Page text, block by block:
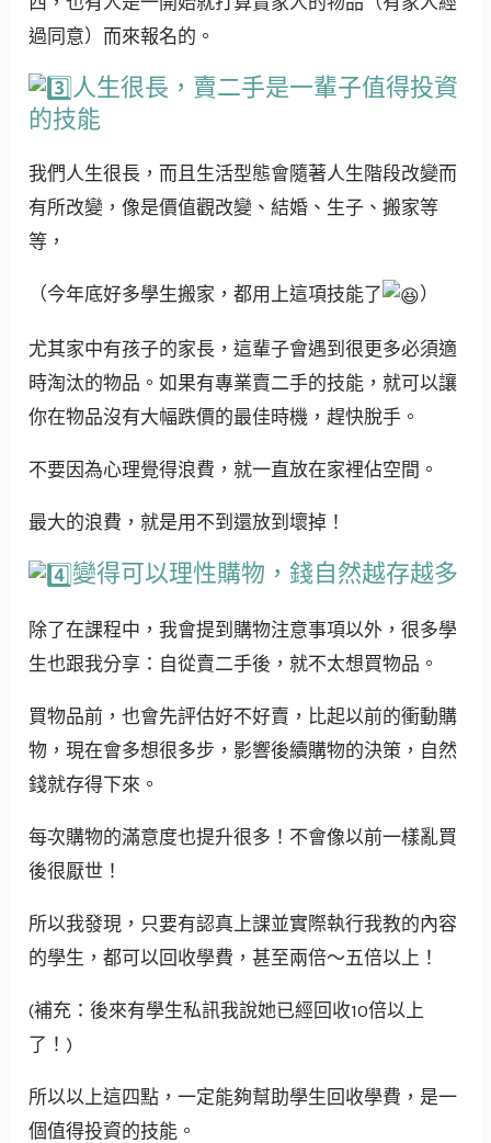
過同意）而來報名的。
人生很長，賣二手是一輩子值得投資
的技能
我們人生很長，而且生活型態會隨著人生階段改變而
有所改變，像是價值觀改變、結婚、生子、搬家等
等，
（今年底好多學生搬家，都用上這項技能了 ）
尤其家中有孩子的家長，這輩子會遇到很更多必須適
時淘汰的物品。如果有專業賣二手的技能，就可以讓
你在物品沒有大幅跌價的最佳時機，趕快脫手。
不要因為心理覺得浪費，就一直放在家裡佔空間。
最大的浪費，就是用不到還放到壞掉！
變得可以理性購物，錢自然越存越多
除了在課程中，我會提到購物注意事項以外，很多學
生也跟我分享：自從賣二手後，就不太想買物品。
買物品前，也會先評估好不好賣，比起以前的衝動購
物，現在會多想很多步，影響後續購物的決策，自然
錢就存得下來。
每次購物的滿意度也提升很多！不會像以前一樣亂買
後很厭世！
所以我發現，只要有認真上課並實際執行我教的內容
的學生，都可以回收學費，甚至兩倍～五倍以上！
(補充：後來有學生私訊我說她已經回收10倍以上
了！)
所以以上這四點，一定能夠幫助學生回收學費，是一
個值得投資的技能。